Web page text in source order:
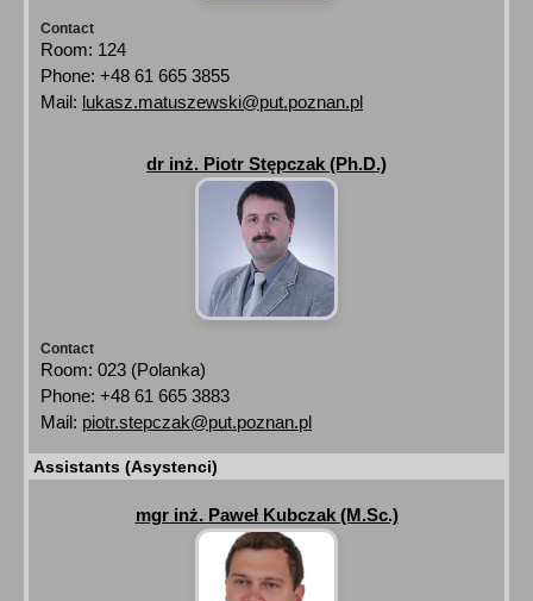
Contact
Room: 124
Phone: +48 61 665 3855
Mail: lukasz.matuszewski@put.poznan.pl
dr inż. Piotr Stępczak (Ph.D.)
Contact
Room: 023 (Polanka)
Phone: +48 61 665 3883
Mail: piotr.stepczak@put.poznan.pl
Assistants (Asystenci)
mgr inż. Paweł Kubczak (M.Sc.)